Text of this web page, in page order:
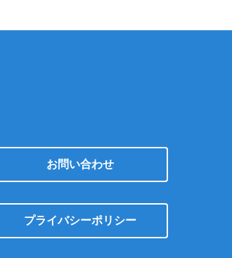
お問い合わせ
プライバシーポリシー